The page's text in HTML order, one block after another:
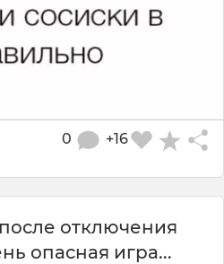
+16
0
отключения
опасная игра...